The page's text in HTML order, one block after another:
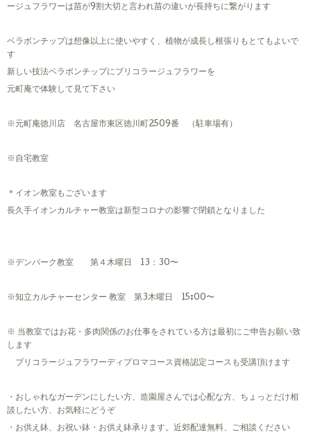
ージュフラワーは苗が9割大切と言われ苗の違いが長持ちに繋がります
ベラボンチップは想像以上に使いやすく、植物が成長し根張りもとてもよいで
す
新しい技法ベラボンチップにブリコラージュフラワーを
元町庵で体験して見て下さい
※元町庵徳川店 名古屋市東区徳川町2509番 （駐車場有）
※自宅教室
＊イオン教室もございます
長久手イオンカルチャー教室は新型コロナの影響で閉鎖となりました
※デンパーク教室 第４木曜日 13：30〜
※知立カルチャーセンター 教室 第3木曜日 15:00〜
※ 当教室ではお花・多肉関係のお仕事をされている方は最初にご申告お願い致
します
ブリコラージュフラワーディプロマコース資格認定コースも受講頂けます
・おしゃれなガーデンにしたい方、造園屋さんでは心配な方、ちょっとだけ相
談したい方、お気軽にどうぞ
・お供え鉢、お祝い鉢・お供え鉢承ります。近郊配達無料、ご相談ください